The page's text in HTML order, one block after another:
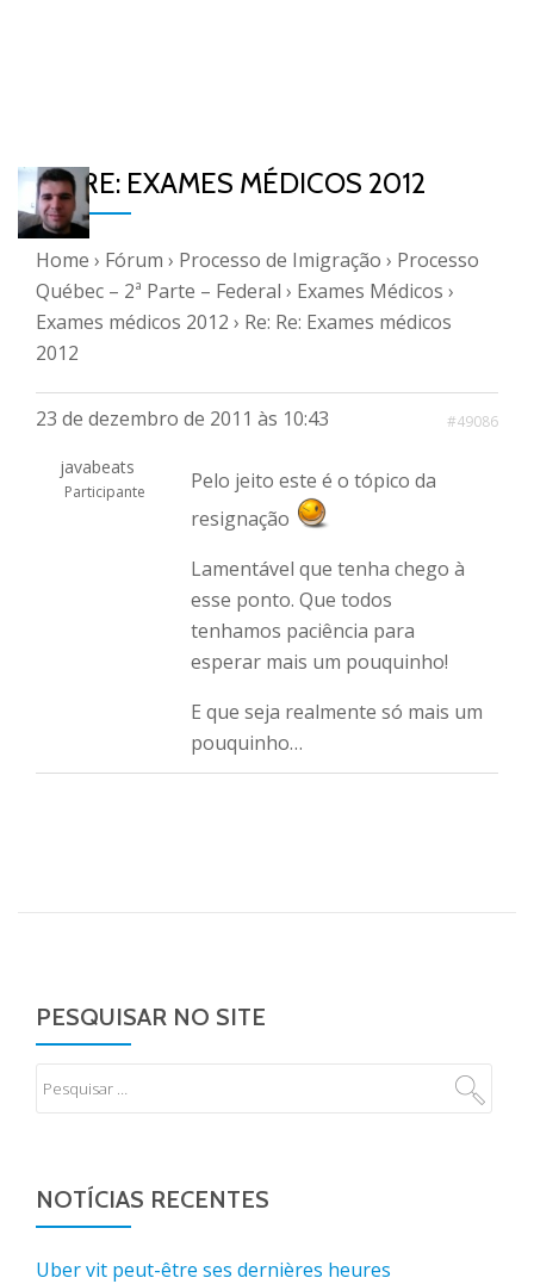
RE: RE: EXAMES MÉDICOS 2012
Home › Fórum › Processo de Imigração › Processo
Québec – 2ª Parte – Federal › Exames Médicos ›
Exames médicos 2012 › Re: Re: Exames médicos
2012
23 de dezembro de 2011 às 10:43 #49086
javabeats
Participante
Pelo jeito este é o tópico da
resignação
Lamentável que tenha chego à
esse ponto. Que todos
tenhamos paciência para
esperar mais um pouquinho!
E que seja realmente só mais um
pouquinho…
PESQUISAR NO SITE
NOTÍCIAS RECENTES
Uber vit peut-être ses dernières heures